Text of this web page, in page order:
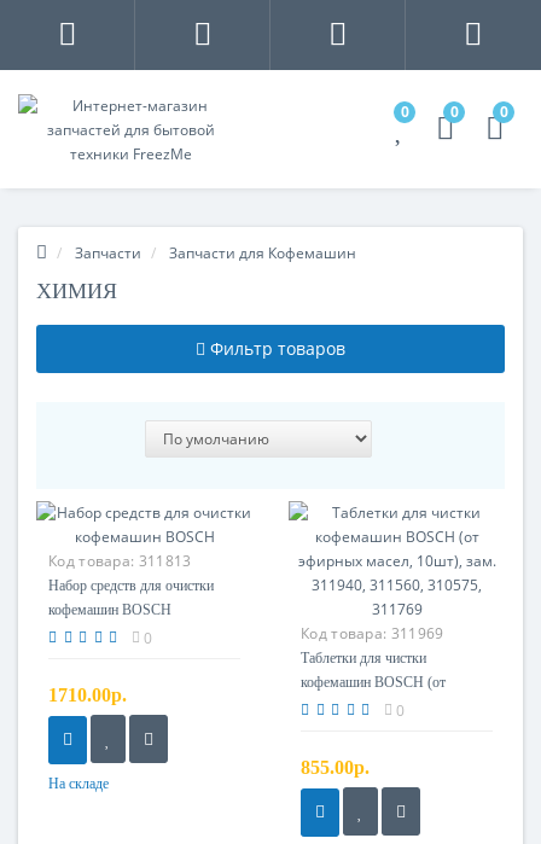
0 0 0
Запчасти Запчасти для Кофемашин
ХИМИЯ
Фильтр товаров
Код товара: 311813
Набор средств для очистки
кофемашин BOSCH
0
1710.00р.
На складе
Код товара: 311969
Таблетки для чистки
кофемашин BOSCH (от
эфирных масел, 10шт), зам.
0
855.00р.